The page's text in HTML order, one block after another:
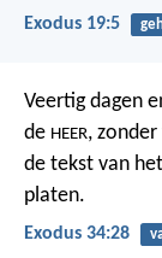
Exodus 19:5
Veertig dagen
de HEER,
de tekst van
platen.
Exodus 34:28